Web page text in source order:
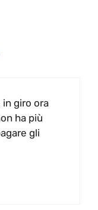
giro ora
ha più
gli